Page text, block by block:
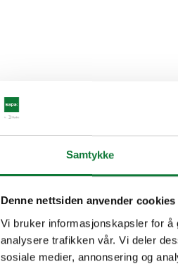
Samtykke
Denne nettsiden anvender cookies
Vi bruker informasjonskapsler for å
analysere trafikken vår. Vi deler
sosiale medier, annonsering og